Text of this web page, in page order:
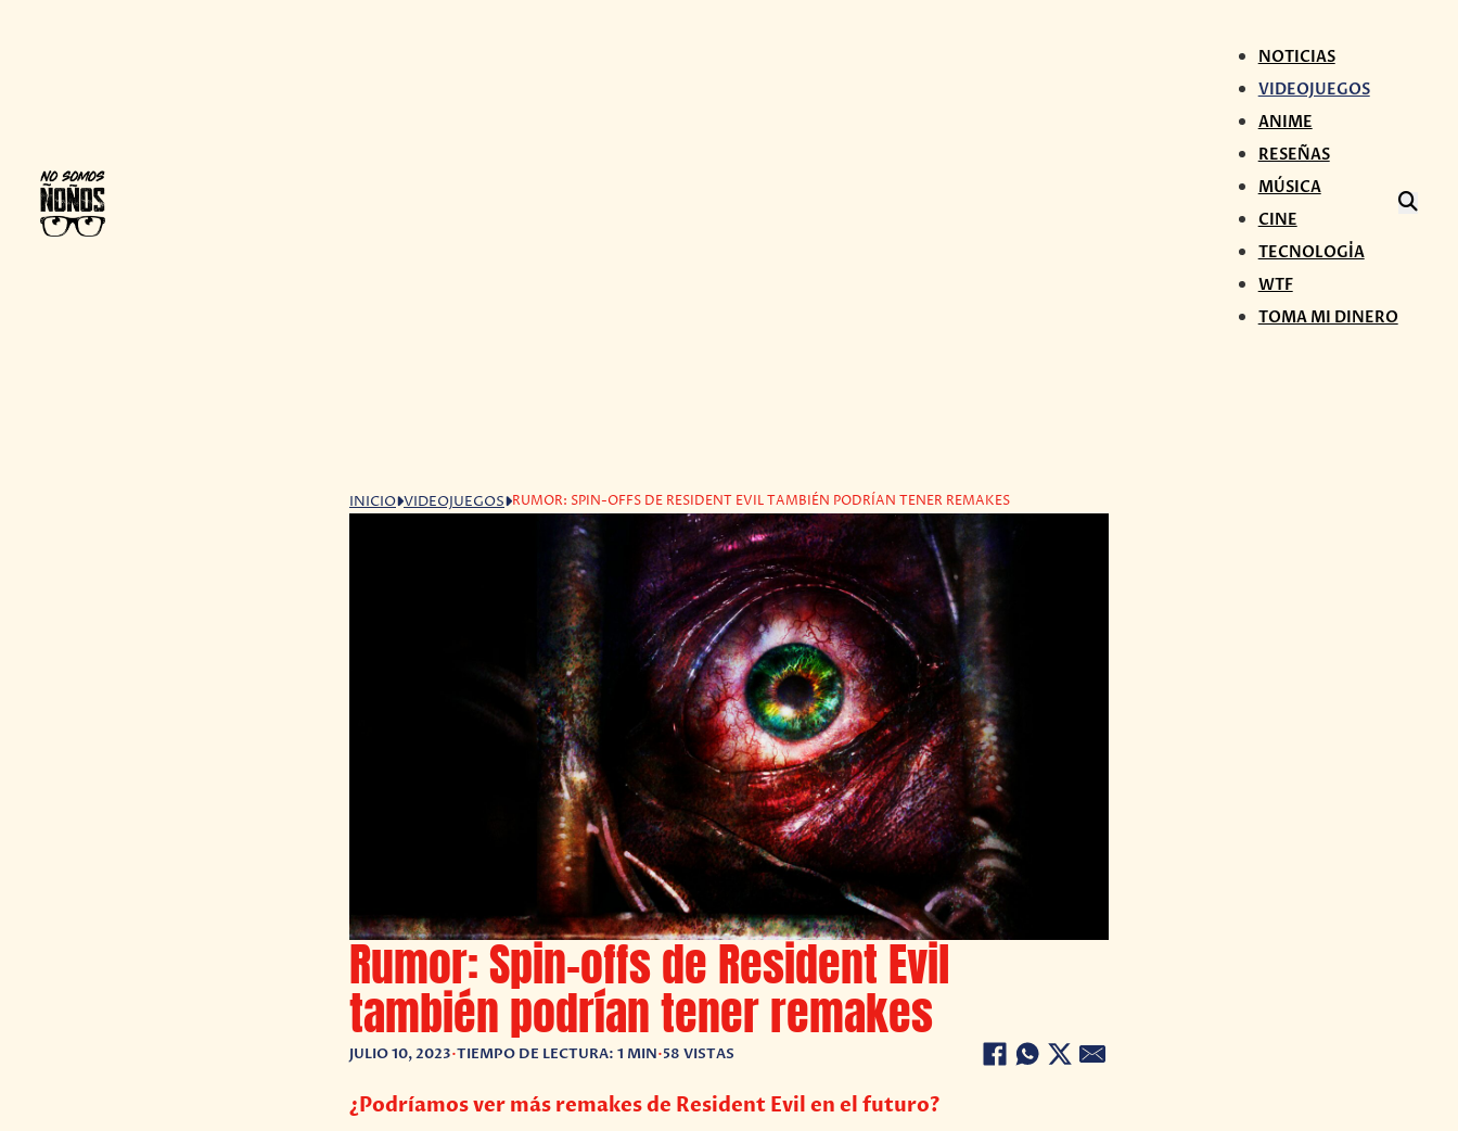
NOTICIAS
VIDEOJUEGOS
ANIME
RESEÑAS
MÚSICA
CINE
TECNOLOGÍA
WTF
TOMA MI DINERO
INICIO VIDEOJUEGOS RUMOR: SPIN-OFFS DE RESIDENT EVIL TAMBIÉN PODRÍAN TENER REMAKES
Rumor: Spin-offs de Resident Evil
también podrían tener remakes
JULIO 10, 2023•TIEMPO DE LECTURA: 1 MIN•58 VISTAS
¿Podríamos ver más remakes de Resident Evil en el futuro?